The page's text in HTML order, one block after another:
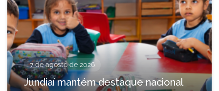
7 de agosto de 2026
Jundiaí mantém destaque nacional